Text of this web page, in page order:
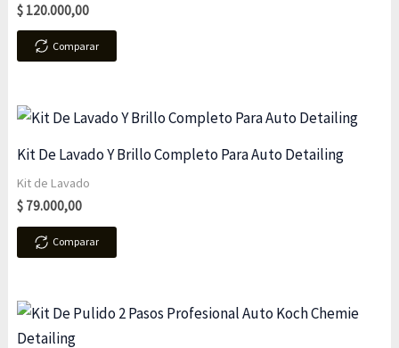
$ 120.000,00
Comparar
Kit De Lavado Y Brillo Completo Para Auto Detailing
Kit de Lavado
$ 79.000,00
Comparar